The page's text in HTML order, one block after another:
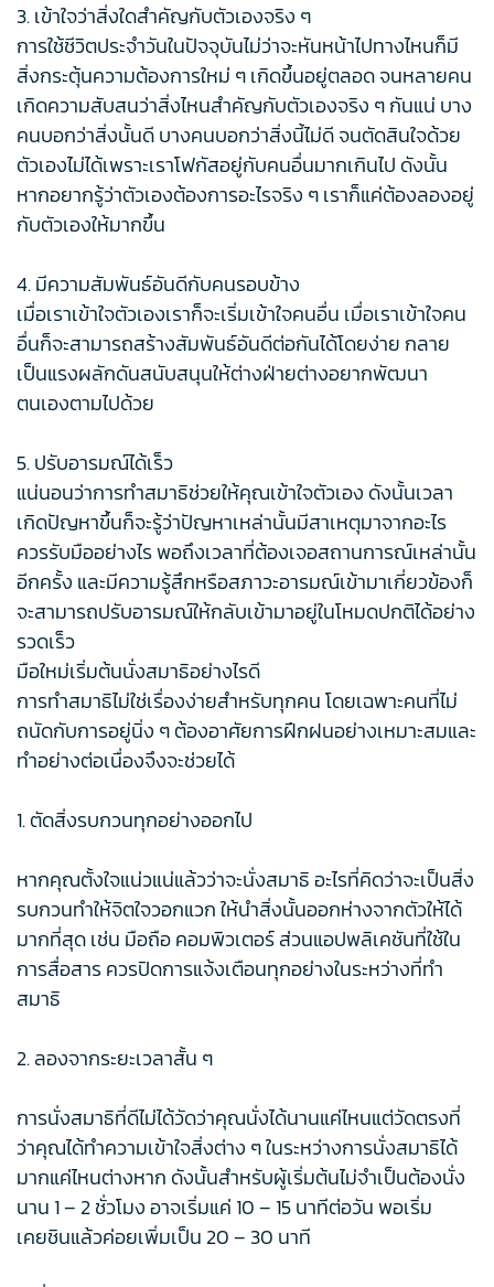
3. เข้าใจว่าสิ่งใดสำคัญกับตัวเองจริง ๆ
การใช้ชีวิตประจำวันในปัจจุบันไม่ว่าจะหันหน้าไปทางไหนก็มี
สิ่งกระตุ้นความต้องการใหม่ ๆ เกิดขึ้นอยู่ตลอด จนหลายคน
เกิดความสับสนว่าสิ่งไหนสำคัญกับตัวเองจริง ๆ กันแน่ บาง
คนบอกว่าสิ่งนั้นดี บางคนบอกว่าสิ่งนี้ไม่ดี จนตัดสินใจด้วย
ตัวเองไม่ได้เพราะเราโฟกัสอยู่กับคนอื่นมากเกินไป ดังนั้น
หากอยากรู้ว่าตัวเองต้องการอะไรจริง ๆ เราก็แค่ต้องลองอยู่
กับตัวเองให้มากขึ้น
4. มีความสัมพันธ์อันดีกับคนรอบข้าง
เมื่อเราเข้าใจตัวเองเราก็จะเริ่มเข้าใจคนอื่น เมื่อเราเข้าใจคน
อื่นก็จะสามารถสร้างสัมพันธ์อันดีต่อกันได้โดยง่าย กลาย
เป็นแรงผลักดันสนับสนุนให้ต่างฝ่ายต่างอยากพัฒนา
ตนเองตามไปด้วย
5. ปรับอารมณ์ได้เร็ว
แน่นอนว่าการทำสมาธิช่วยให้คุณเข้าใจตัวเอง ดังนั้นเวลา
เกิดปัญหาขึ้นก็จะรู้ว่าปัญหาเหล่านั้นมีสาเหตุมาจากอะไร
ควรรับมืออย่างไร พอถึงเวลาที่ต้องเจอสถานการณ์เหล่านั้น
อีกครั้ง และมีความรู้สึกหรือสภาวะอารมณ์เข้ามาเกี่ยวข้องก็
จะสามารถปรับอารมณ์ให้กลับเข้ามาอยู่ในโหมดปกติได้อย่าง
รวดเร็ว
มือใหม่เริ่มต้นนั่งสมาธิอย่างไรดี
การทำสมาธิไม่ใช่เรื่องง่ายสำหรับทุกคน โดยเฉพาะคนที่ไม่
ถนัดกับการอยู่นิ่ง ๆ ต้องอาศัยการฝึกฝนอย่างเหมาะสมและ
ทำอย่างต่อเนื่องจึงจะช่วยได้
1. ตัดสิ่งรบกวนทุกอย่างออกไป
หากคุณตั้งใจแน่วแน่แล้วว่าจะนั่งสมาธิ อะไรที่คิดว่าจะเป็นสิ่ง
รบกวนทำให้จิตใจวอกแวก ให้นำสิ่งนั้นออกห่างจากตัวให้ได้
มากที่สุด เช่น มือถือ คอมพิวเตอร์ ส่วนแอปพลิเคชันที่ใช้ใน
การสื่อสาร ควรปิดการแจ้งเตือนทุกอย่างในระหว่างที่ทำ
สมาธิ
2. ลองจากระยะเวลาสั้น ๆ
การนั่งสมาธิที่ดีไม่ได้วัดว่าคุณนั่งได้นานแค่ไหนแต่วัดตรงที่
ว่าคุณได้ทำความเข้าใจสิ่งต่าง ๆ ในระหว่างการนั่งสมาธิได้
มากแค่ไหนต่างหาก ดังนั้นสำหรับผู้เริ่มต้นไม่จำเป็นต้องนั่ง
นาน 1 – 2 ชั่วโมง อาจเริ่มแค่ 10 – 15 นาทีต่อวัน พอเริ่ม
เคยชินแล้วค่อยเพิ่มเป็น 20 – 30 นาที